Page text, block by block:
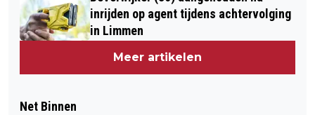
inrijden op agent tijdens achtervolging
in Limmen
Meer artikelen
Net Binnen